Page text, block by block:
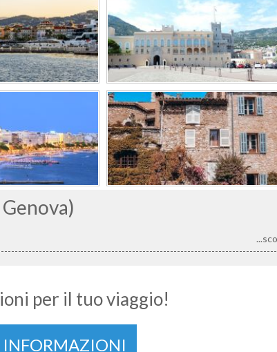
per il tuo viaggio!
INFORMAZIONI